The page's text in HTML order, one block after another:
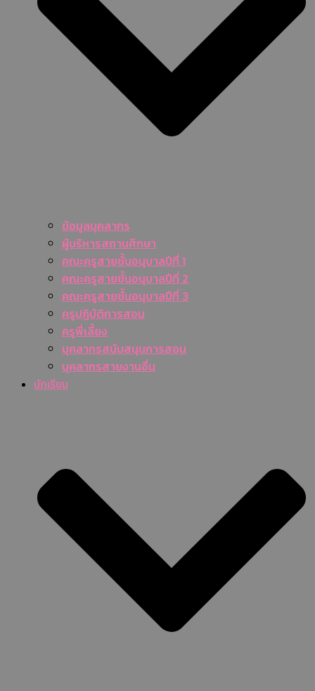
ข้อมูลบุคลากร
ผู้บริหารสถานศึกษา
คณะครูสายชั้นอนุบาลปีที่ 1
คณะครูสายชั้นอนุบาลปีที่ 2
คณะครูสายชั้นอนุบาลปีที่ 3
ครูปฏิบัติการสอน
ครูพี่เลี้ยง
บุคลากรสนับสนุนการสอน
บุคลากรสายงานอื่น
นักเรียน